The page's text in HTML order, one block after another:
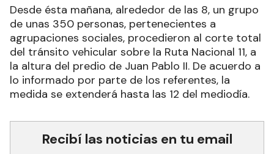
Desde ésta mañana, alrededor de las 8, un grupo
de unas 350 personas, pertenecientes a
agrupaciones sociales, procedieron al corte total
del tránsito vehicular sobre la Ruta Nacional 11, a
la altura del predio de Juan Pablo II. De acuerdo a
lo informado por parte de los referentes, la
medida se extenderá hasta las 12 del mediodía.
Recibí las noticias en tu email